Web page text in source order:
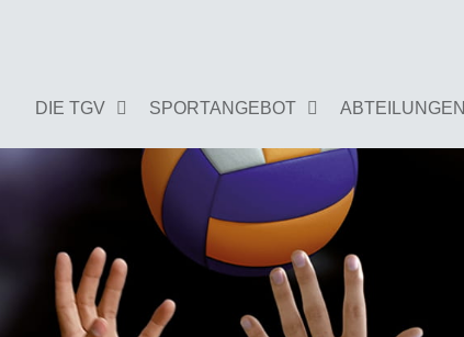
DIE TGV SPORTANGEBOT ABTEILUNGEN